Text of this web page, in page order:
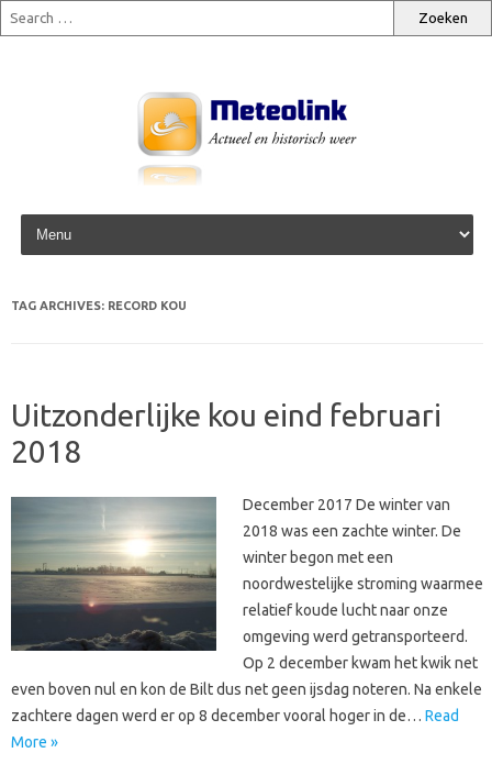
Skip to content
TAG ARCHIVES: RECORD KOU
Uitzonderlijke kou eind februari
2018
December 2017 De winter van
2018 was een zachte winter. De
winter begon met een
noordwestelijke stroming waarmee
relatief koude lucht naar onze
omgeving werd getransporteerd.
Op 2 december kwam het kwik net
even boven nul en kon de Bilt dus net geen ijsdag noteren. Na enkele
zachtere dagen werd er op 8 december vooral hoger in de… Read
More »